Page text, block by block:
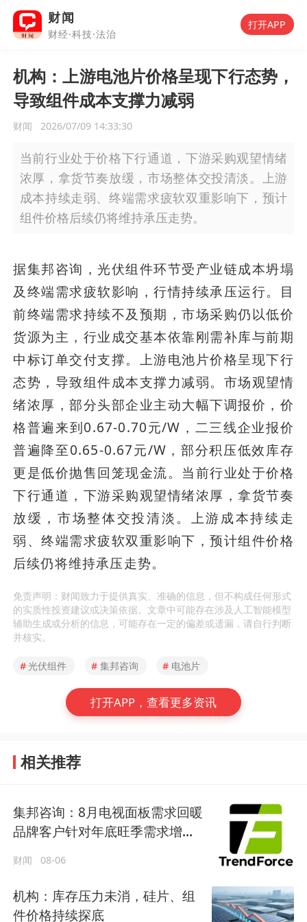
财闻
财经·科技·法治
打开APP
机构：上游电池片价格呈现下行态势，
导致组件成本支撑力减弱
财闻 2026/07/09 14:33:30
当前行业处于价格下行通道，下游采购观望情绪
浓厚，拿货节奏放缓，市场整体交投清淡。上游
成本持续走弱、终端需求疲软双重影响下，预计
组件价格后续仍将维持承压走势。
据集邦咨询，光伏组件环节受产业链成本坍塌
及终端需求疲软影响，行情持续承压运行。目
前终端需求持续不及预期，市场采购仍以低价
货源为主，行业成交基本依靠刚需补库与前期
中标订单交付支撑。上游电池片价格呈现下行
态势，导致组件成本支撑力减弱。市场观望情
绪浓厚，部分头部企业主动大幅下调报价，价
格普遍来到0.67-0.70元/W，二三线企业报价
普遍降至0.65-0.67元/W，部分积压低效库存
更是低价抛售回笼现金流。当前行业处于价格
下行通道，下游采购观望情绪浓厚，拿货节奏
放缓，市场整体交投清淡。上游成本持续走
弱、终端需求疲软双重影响下，预计组件价格
后续仍将维持承压走势。
免责声明：财闻致力于提供真实、准确的信息，但不构成任何形式
的实质性投资建议或决策依据。文章中可能存在涉及人工智能模型
辅助生成或分析的信息，可能存在一定的偏差或遗漏，请自行判断
并核实。
#光伏组件 # 集邦咨询 # 电池片
打开APP，查看更多资讯
相关推荐
集邦咨询：8月电视面板需求回暖
品牌客户针对年底旺季需求增强
财闻 08-06
机构：库存压力未消，硅片、组
件价格持续探底